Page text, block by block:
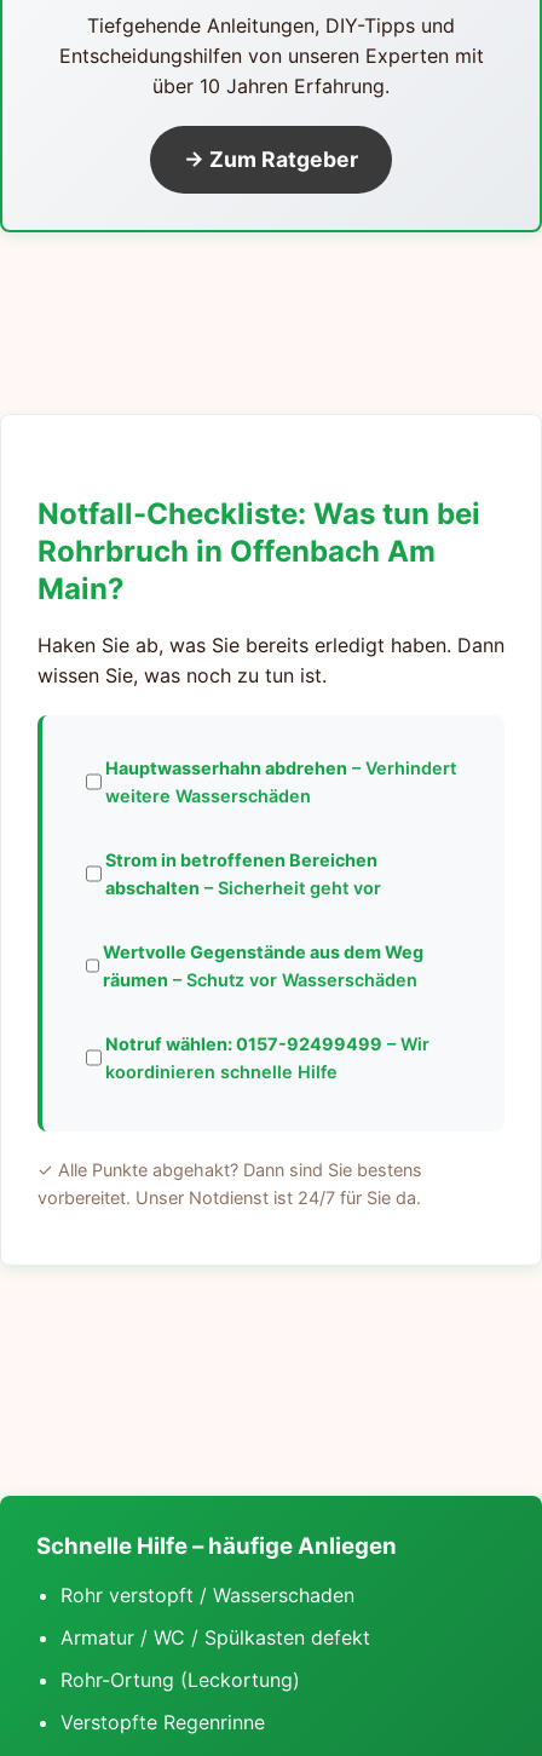
Tiefgehende Anleitungen, DIY-Tipps und
Entscheidungshilfen von unseren Experten mit
über 10 Jahren Erfahrung.
→ Zum Ratgeber
Notfall-Checkliste: Was tun bei
Rohrbruch in Offenbach Am
Main?
Haken Sie ab, was Sie bereits erledigt haben. Dann
wissen Sie, was noch zu tun ist.
Hauptwasserhahn abdrehen – Verhindert
weitere Wasserschäden
Strom in betroffenen Bereichen
abschalten – Sicherheit geht vor
Wertvolle Gegenstände aus dem Weg
räumen – Schutz vor Wasserschäden
Notruf wählen:0157-92499499 – Wir
koordinieren schnelle Hilfe
✓ Alle Punkte abgehakt? Dann sind Sie bestens
vorbereitet. Unser Notdienst ist 24/7 für Sie da.
Schnelle Hilfe – häufige Anliegen
Rohr verstopft / Wasserschaden
Armatur / WC / Spülkasten defekt
Rohr-Ortung (Leckortung)
Verstopfte Regenrinne